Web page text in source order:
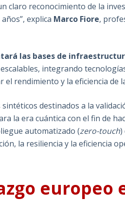
claro reconocimiento de la
explica Marco Fiore,
las bases de
integrando
rendimiento y la eficiencia de
destinados a la
la era cuántica con el fin de
automatizado (zero-touch)
la resiliencia y la eficiencia
europeo